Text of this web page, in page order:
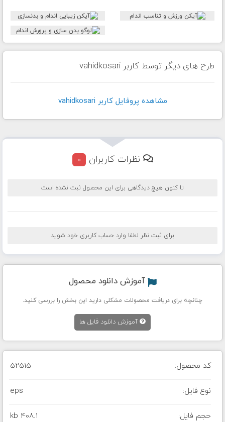
طرح های دیگر توسط کاربر vahidkosari
مشاهده پروفايل کاربر vahidkosari
نظرات کاربران 0
تا کنون هیچ دیدگاهی برای این محصول ثبت نشده است
برای ثبت نظر لطفا وارد حساب کاربری خود شوید
آموزش دانلود محصول
چنانچه برای دریافت محصولات مشکلی دارید این بخش را بررسی کنید.
آموزش دانلود فایل ها
کد محصول: 52515
نوع فایل: eps
حجم فایل: 408.1 kb